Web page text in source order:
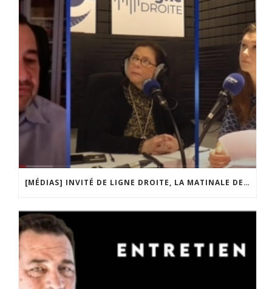
[MÉDIAS] INVITÉ DE LIGNE DROITE, LA MATINALE DE RADIO COURTOISIE